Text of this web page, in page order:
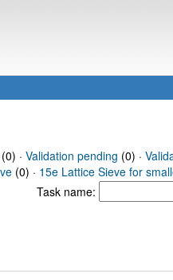
· Validation pending (0) ·
(0) · 15e Lattice Sieve for
Task name: